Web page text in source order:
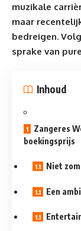
muzikale
maar
bedreigen.
sprake van
Inhoud
Zangeres
boekingsprijs
Niet
Een